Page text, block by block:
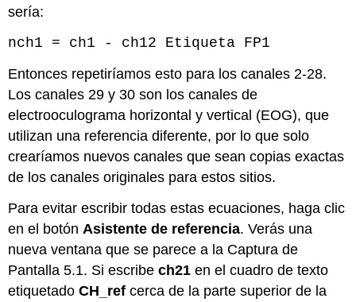
sería:
nch1 = ch1 - ch12 Etiqueta FP1
Entonces repetiríamos esto para los canales 2-28.
Los canales 29 y 30 son los canales de
electrooculograma horizontal y vertical (EOG), que
utilizan una referencia diferente, por lo que solo
crearíamos nuevos canales que sean copias exactas
de los canales originales para estos sitios.
Para evitar escribir todas estas ecuaciones, haga clic
en el botón Asistente de referencia. Verás una
nueva ventana que se parece a la Captura de
Pantalla 5.1. Si escribech21 en el cuadro de texto
etiquetadoCH_ref cerca de la parte superior de la